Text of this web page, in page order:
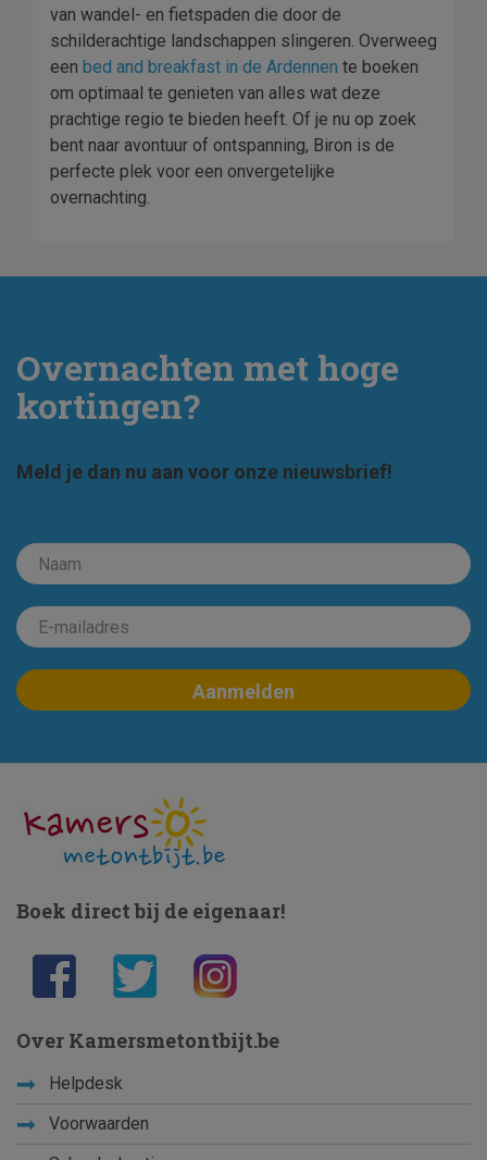
van wandel- en fietspaden die door de
schilderachtige landschappen slingeren. Overweeg
een bed and breakfast in de Ardennen te boeken
om optimaal te genieten van alles wat deze
prachtige regio te bieden heeft. Of je nu op zoek
bent naar avontuur of ontspanning, Biron is de
perfecte plek voor een onvergetelijke
overnachting.
Overnachten met hoge
kortingen?
Meld je dan nu aan voor onze nieuwsbrief!
Boek direct bij de eigenaar!
Over Kamersmetontbijt.be
Helpdesk
Voorwaarden